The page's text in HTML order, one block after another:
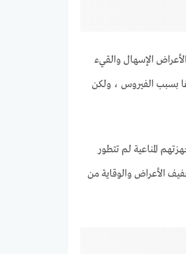
الإسهال والقيء
بسبب الفيروس ، ولكن
المناعية لم تتطور
الأعراض والوقاية من